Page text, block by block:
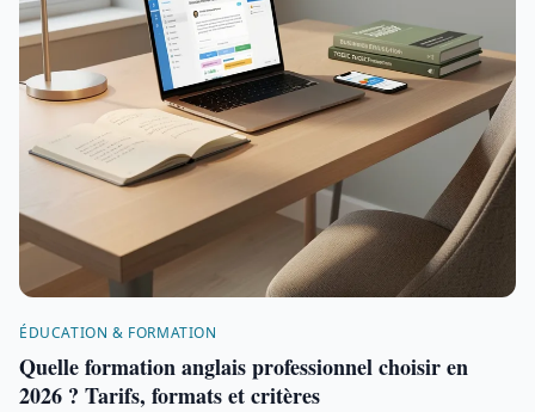
ÉDUCATION & FORMATION
Quelle formation anglais professionnel choisir en
2026 ? Tarifs, formats et critères